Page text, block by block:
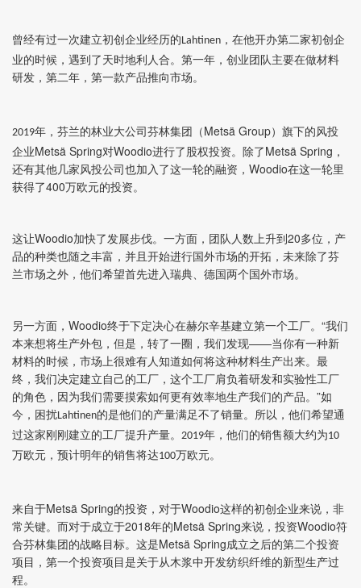
曾经有过一次建立初创企业经历的Lahtinen ，在他开办第二家初创企
业的时候，遇到了天时地利人合。第一年，创业团队主要在做材料
研发，第二年，第一款产品推向市场。
2019年，芬兰的林业大公司芬林集团（Metsä Group）旗下的风投
企业Metsä Spring对Woodio进行了股权投资。除了Metsä Spring，
还有其他几家风投公司也加入了这一轮的融资，Woodio在这一轮里
获得了400万欧元的投资。
这让Woodio加快了发展步伐。一方面，团队人数上升到20多位，产
品的种类也随之丰富，并且开始进行国外市场的开拓，未来除了芬
兰市场之外，他们希望首先进入瑞典、德国两个国外市场。
另一方面，Woodio终于下定决心在赫尔辛基建立第一个工厂。“我们
本来想将生产外包，但是，转了一圈，我们发现——当你有一种新
材料的时候，市场上很难有人知道如何将这种材料生产出来。最
终，我们决定建立自己的工厂，这个工厂肩负着研发和实验性工厂
的角色，因为我们需要摸索如何更有效率地生产我们的产品。”如
今，困扰Lahtinen的是他们的产量满足不了销量。所以，他们希望通
过这家刚刚建立的工厂提升产量。
2019年，他们的销售额大约为10
万欧元，预计明年的销售将达100万欧元。
来自于Metsä Spring的投资，对于Woodio这样的初创企业来说，非
常关键。而对于成立于2018年的Metsä Spring来说，投资Woodio符
合芬林集团的战略目标。这是Metsä Spring成立之后的第二个投资
项目，第一个投资项目是关于从木浆中开发纺织纤维的新型生产过
程。